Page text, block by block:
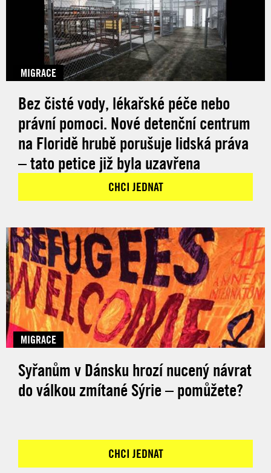
MIGRACE
Bez čisté vody, lékařské péče nebo
právní pomoci. Nové detenční centrum
na Floridě hrubě porušuje lidská práva
– tato petice již byla uzavřena
CHCI JEDNAT
MIGRACE
Syřanům v Dánsku hrozí nucený návrat
do válkou zmítané Sýrie – pomůžete?
CHCI JEDNAT